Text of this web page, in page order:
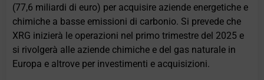
(77,6 miliardi di euro) per acquisire aziende energetiche e
chimiche a basse emissioni di carbonio. Si prevede che
XRG inizierà le operazioni nel primo trimestre del 2025 e
si rivolgerà alle aziende chimiche e del gas naturale in
Europa e altrove per investimenti e acquisizioni.